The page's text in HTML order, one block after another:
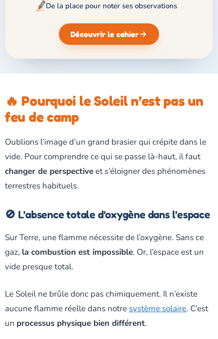
De la place pour noter ses observations
Découvrir le cahier
🔥 Pourquoi le Soleil n’est pas un
feu de camp
Oublions l’image d’un grand brasier qui crépite dans le
vide. Pour comprendre ce qui se passe là-haut, il faut
changer de perspectiveet s’éloigner des phénomènes
terrestres habituels.
🚫 L’absence totale d’oxygène dans l’espace
Sur Terre, une flamme nécessite de l’oxygène. Sans ce
gaz, la combustion est impossible. Or, l’espace est un
vide presque total.
Le Soleil ne brûle donc pas chimiquement. Il n’existe
aucune flamme réelle dans notre système solaire. C’est
un processus physique bien différent.